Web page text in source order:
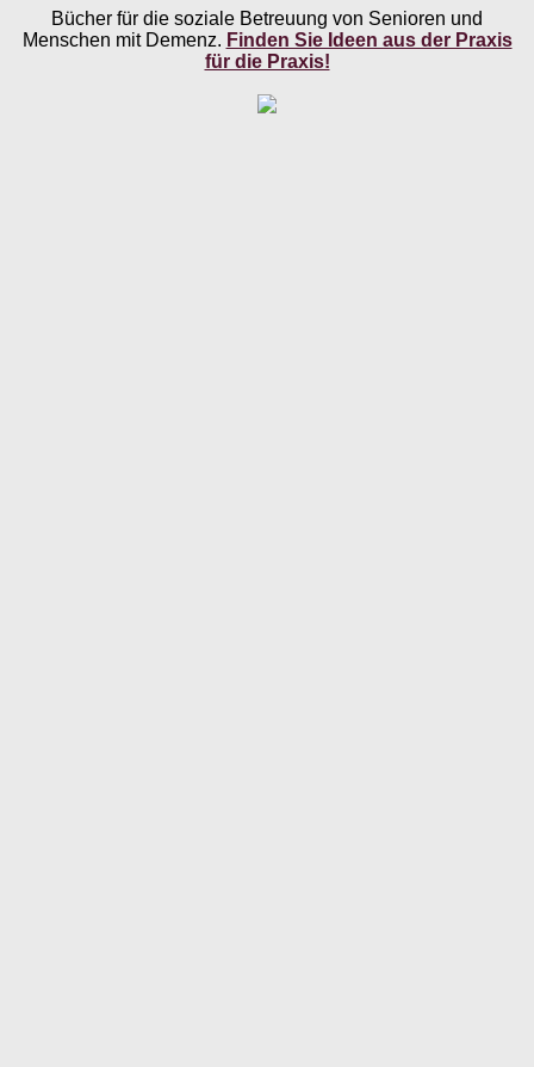
Bücher für die soziale Betreuung von Senioren und
Menschen mit Demenz. Finden Sie Ideen aus der Praxis
für die Praxis!